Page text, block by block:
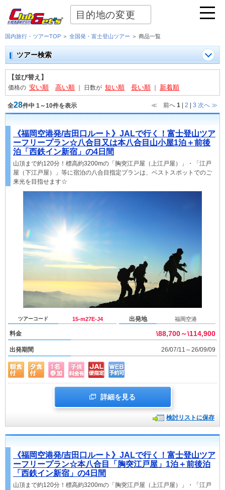
目的地の変更
国内旅行・ツアーTOP ＞ 全国発・富士登山ツアー ＞ 商品一覧
ツアー検索
【並び替え】
価格の 安い順 高い順 日数が 短い順 長い順 新着順
全28件中 1～10件を表示 ≪ 前へ 1 2 3 次へ ≫
《福岡空港発/吉田口ルート》JALで行く！富士登山ツア
ーフリープラン☆八合目又は本八合目山小屋1泊＋前後
泊「西鉄イン新宿」の4日間
山頂まで約120分！標高約3200mの「胸突江戸屋（上江戸屋）」・「江戸
屋（下江戸屋）」等に宿泊の八合目指定プランは、ベストスポットでのご
来光を目指せます☆
ツアーコード 15-m27E-J4 出発地 福岡空港
料金 \88,700～\114,900
出発期間 26/07/11～26/09/09
詳細を見る
検討リストに保存
《福岡空港発/吉田口ルート》JALで行く！富士登山ツア
ーフリープラン☆本八合目「胸突江戸屋」1泊＋前後泊
「西鉄イン新宿」の4日間
山頂まで約120分！標高約3200mの「胸突江戸屋（上江戸屋）」・「江戸